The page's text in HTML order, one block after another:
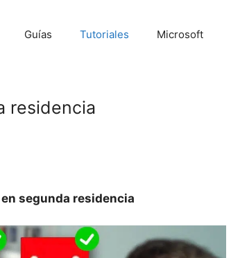
Guías Tutoriales Microsoft
residencia
segunda residencia